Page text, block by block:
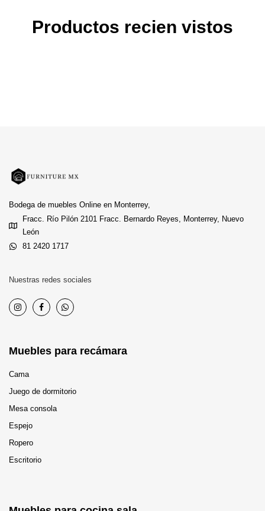
Productos recien vistos
Bodega de muebles Online en Monterrey,
Fracc. Río Pilón 2101 Fracc. Bernardo Reyes, Monterrey, Nuevo
León
81 2420 1717
Nuestras redes sociales
Muebles para recámara
Cama
Juego de dormitorio
Mesa consola
Espejo
Ropero
Escritorio